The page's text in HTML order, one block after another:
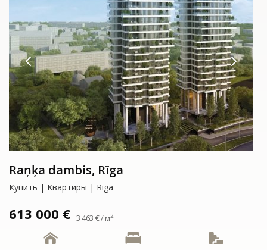
Raņķa dambis, Rīga
Купить | Kвартиры | Rīga
613 000 € 3 463 € / м2